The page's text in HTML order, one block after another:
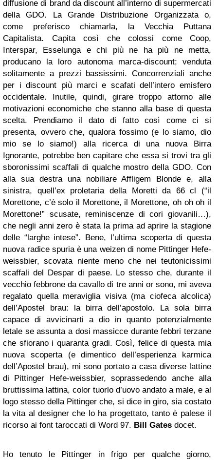
diffusione di brand da discount all’interno di supermercati
della GDO. La Grande Distribuzione Organizzata o,
come preferisco chiamarla, la Vecchia Puttana
Capitalista. Capita così che colossi come Coop,
Interspar, Esselunga e chi più ne ha più ne metta,
producano la loro autonoma marca-discount; venduta
solitamente a prezzi bassissimi. Concorrenziali anche
per i discount più marci e scafati dell’intero emisfero
occidentale. Inutile, quindi, girare troppo attorno alle
motivazioni economiche che stanno alla base di questa
scelta. Prendiamo il dato di fatto così come ci si
presenta, ovvero che, qualora fossimo (e lo siamo, dio
mio se lo siamo!) alla ricerca di una nuova Birra
Ignorante, potrebbe ben capitare che essa si trovi tra gli
sboronissimi scaffali di qualche mostro della GDO. Con
alla sua destra una nobiliare Affligem Blonde e, alla
sinistra, quell’ex proletaria della Moretti da 66 cl (“il
Morettone, c’è solo il Morettone, il Morettone, oh oh oh il
Morettone!” scusate, reminiscenze di cori giovanili…),
che negli anni zero è stata la prima ad aprire la stagione
delle “larghe intese”. Bene, l’ultima scoperta di questa
nuova radice spuria è una weizen di nome Pittinger Hefe-
weissbier, scovata niente meno che nei teutonicissimi
scaffali del Despar di paese. Lo stesso che, durante il
vecchio febbrone da cavallo di tre anni or sono, mi aveva
regalato quella meraviglia visiva (ma ciofeca alcolica)
dell’Apostel brau: la birra dell’apostolo. La sola birra
capace di avvicinarti a dio in quanto potenzialmente
letale se assunta a dosi massicce durante febbri terzane
che sfiorano i quaranta gradi. Così, felice di questa mia
nuova scoperta (e dimentico dell’esperienza karmica
dell’Apostel brau), mi sono portato a casa diverse lattine
di Pittinger Hefe-weissbier, soprassedendo anche alla
bruttissima lattina, color tuorlo d’uovo andato a male, e al
logo stesso della Pittinger che, si dice in giro, sia costato
la vita al designer che lo ha progettato, tanto è palese il
ricorso ai font taroccati di Word 97. Bill Gates docet.
Ho tenuto le Pittinger in frigo per qualche giorno,